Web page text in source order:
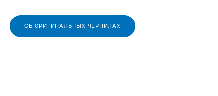
ОБ ОРИГИНАЛЬНЫХ ЧЕРНИЛАХ